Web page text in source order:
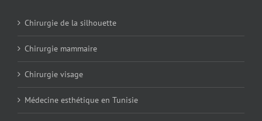
Chirurgie de la silhouette
Chirurgie mammaire
Chirurgie visage
Médecine esthétique en Tunisie